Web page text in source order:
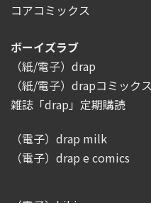
コアコミックス
ボーイズラブ
（紙/電子）drap
（紙/電子）drapコミック
雑誌「drap」定期購読
（電子）drap milk
（電子）drap e comics